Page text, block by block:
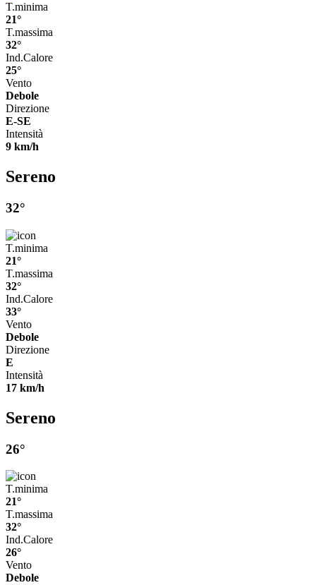
T.minima
21°
T.massima
32°
Ind.Calore
25°
Vento
Debole
Direzione
E-SE
Intensità
9 km/h
Sereno
32°
T.minima
21°
T.massima
32°
Ind.Calore
33°
Vento
Debole
Direzione
E
Intensità
17 km/h
Sereno
26°
T.minima
21°
T.massima
32°
Ind.Calore
26°
Vento
Debole